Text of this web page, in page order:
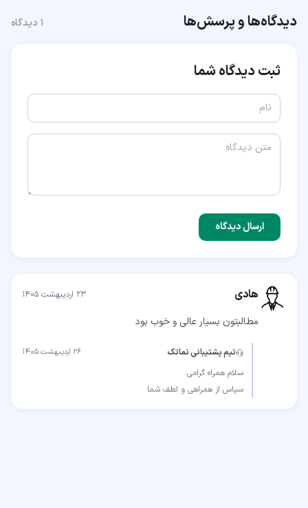
دیدگاه‌ها و پرسش‌ها ۱ دیدگاه
ثبت دیدگاه شما
ارسال دیدگاه
هادی ۲۳ اردیبهشت ۱۴۰۵
مطالبتون بسیار عالی و خوب بود
تیم پشتیبانی نماتک ۲۶ اردیبهشت ۱۴۰۵
سپاس از همراهی و لطف شما